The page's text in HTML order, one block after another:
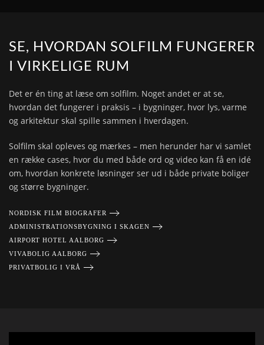
SE, HVORDAN SOLFILM FUNGERER
I VIRKELIGE RUM
Det er én ting at læse om solfilm. Noget andet er at se,
hvordan det fungerer i praksis – i bygninger, hvor lys, varme
og arkitektur skal spille sammen i hverdagen.
Solfilm skal opleves og mærkes – men herunder har vi samlet
en række cases, hvor du med både ord og video kan få en idé
om, hvordan konkrete løsninger ser ud i både private boliger
og større bygninger.
NORDISK FILM BIOGRAFER
ADMINISTRATIONSBYGNING I SKAGEN
AIRPORT HOTEL AALBORG
VIVABOLIG AALBORG
PRIVATBOLIG I VRÅ